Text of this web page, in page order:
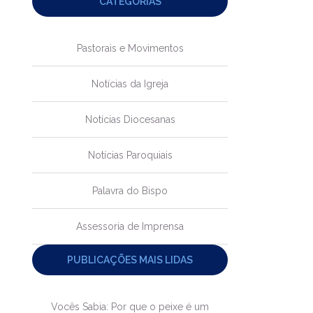
Pastorais e Movimentos
Notícias da Igreja
Notícias Diocesanas
Notícias Paroquiais
Palavra do Bispo
Assessoria de Imprensa
PUBLICAÇÕES MAIS LIDAS
Vocês Sabia: Por que o peixe é um